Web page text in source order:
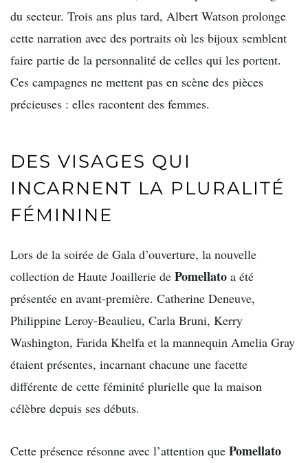
du secteur. Trois ans plus tard, Albert Watson prolonge
cette narration avec des portraits où les bijoux semblent
faire partie de la personnalité de celles qui les portent.
Ces campagnes ne mettent pas en scène des pièces
précieuses : elles racontent des femmes.
DES VISAGES QUI
INCARNENT LA PLURALITÉ
FÉMININE
Lors de la soirée de Gala d’ouverture, la nouvelle
collection de Haute Joaillerie de Pomellato a été
présentée en avant-première. Catherine Deneuve,
Philippine Leroy-Beaulieu, Carla Bruni, Kerry
Washington, Farida Khelfa et la mannequin Amelia Gray
étaient présentes, incarnant chacune une facette
différente de cette féminité plurielle que la maison
célèbre depuis ses débuts.
Cette présence résonne avec l’attention que Pomellato